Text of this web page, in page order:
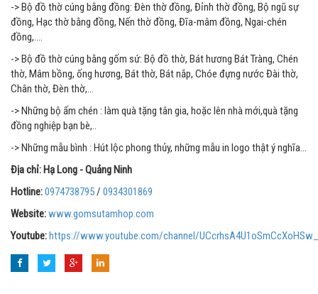
-> Bộ đồ thờ cúng bằng đồng: Đèn thờ đồng, Đỉnh thờ đồng, Bộ ngũ sự
đồng, Hạc thờ bằng đồng, Nến thờ đồng, Đĩa-mâm đồng, Ngai-chén
đồng,….
-> Bộ đồ thờ cúng bằng gốm sứ: Bộ đồ thờ, Bát hương Bát Tràng, Chén
thờ, Mâm bồng, ống hương, Bát thờ, Bát nắp, Chóe đựng nước Đài thờ,
Chân thờ, Đèn thờ,…
-> Những bộ ấm chén : làm quà tặng tân gia, hoặc lên nhà mới,quà tặng
đồng nghiệp bạn bè,..
-> Những mẫu bình : Hút lộc phong thủy, những mẫu in logo thật ý nghĩa...
Địa chỉ: Hạ Long - Quảng Ninh
Hotline:0974738795/ 0934301869
Website:www.gomsutamhop.com
Youtube:https://www.youtube.com/channel/